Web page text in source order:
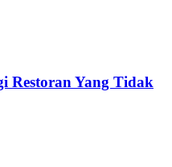
Restoran Yang Tidak